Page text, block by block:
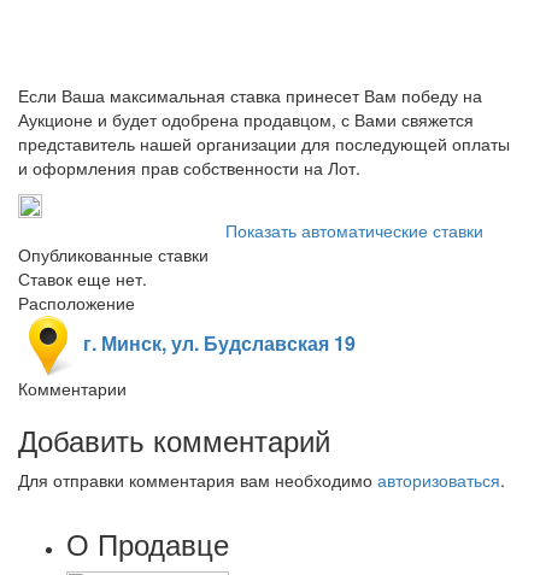
Если Ваша максимальная ставка принесет Вам победу на
Аукционе и будет одобрена продавцом, с Вами свяжется
представитель нашей организации для последующей оплаты
и оформления прав собственности на Лот.
Показать автоматические ставки
Опубликованные ставки
Ставок еще нет.
Расположение
г. Минск, ул. Будславская 19
Комментарии
Добавить комментарий
Для отправки комментария вам необходимо авторизоваться.
О Продавце